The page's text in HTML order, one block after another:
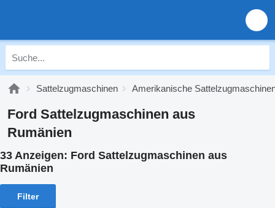
Sattelzugmaschinen Amerikanische
Ford Sattelzugmaschinen aus
Rumänien
33 Anzeigen: Ford Sattelzugmaschinen aus
Rumänien
Filter